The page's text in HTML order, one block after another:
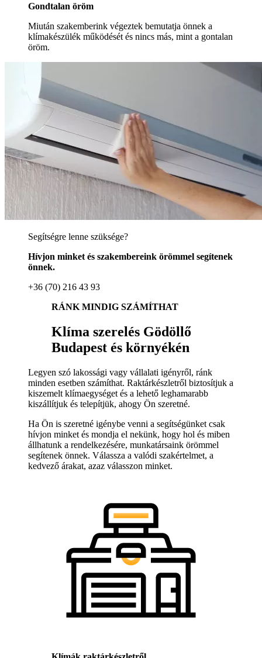
Gondtalan öröm
Miután szakemberink végeztek bemutatja önnek a
klímakészülék működését és nincs más, mint a gontalan
öröm.
Segítségre lenne szüksége?
Hívjon minket és szakembereink örömmel segítenek
önnek.
+36 (70) 216 43 93
RÁNK MINDIG SZÁMÍTHAT
Klíma szerelés Gödöllő
Budapest és környékén
Legyen szó lakossági vagy vállalati igényről, ránk
minden esetben számíthat. Raktárkészletről biztosítjuk a
kiszemelt klímaegységet és a lehető leghamarabb
kiszállítjuk és telepítjük, ahogy Ön szeretné.
Ha Ön is szeretné igénybe venni a segítségünket csak
hívjon minket és mondja el nekünk, hogy hol és miben
állhatunk a rendelkezésére, munkatársaink örömmel
segítenek önnek. Válassza a valódi szakértelmet, a
kedvező árakat, azaz válasszon minket.